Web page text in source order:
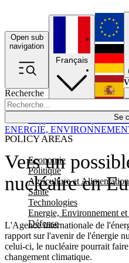
Open sub
navigation
Recherche
Se
POLICY AREAS
Economie
Politique
Agriculture et Alimentation
Santé
Technologies
Energie, Environnement
Défense
Français
Vers un
nucléaire en
L'Agence internationale de
rapport sur l'avenir de l'énergie
celui-ci, le nucléaire pourrait
changement climatique.
ENERGIE,